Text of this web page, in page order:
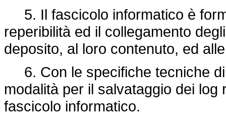
5. Il fascicolo informatico è
reperibilità ed il collegamento
deposito, al loro contenuto, ed
6. Con le specifiche tecniche
modalità per il salvataggio dei
fascicolo informatico.